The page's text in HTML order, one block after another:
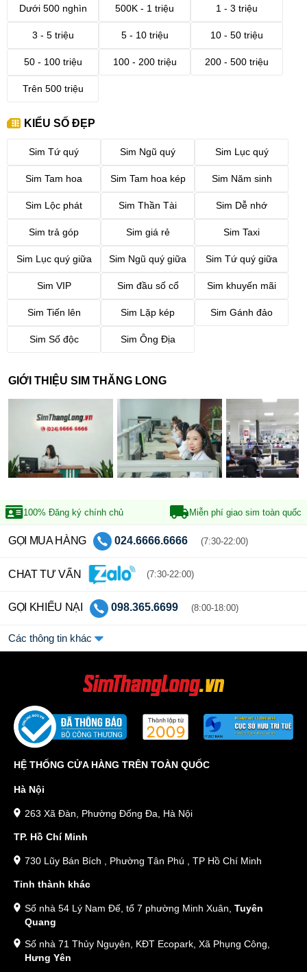
Dưới 500 nghìn 500K - 1 triệu 1 - 3 triệu
3 - 5 triệu 5 - 10 triệu 10 - 50 triệu
50 - 100 triệu 100 - 200 triệu 200 - 500 triệu
Trên 500 triệu
KIỂU SỐ ĐẸP
Sim Tứ quý Sim Ngũ quý Sim Lục quý
Sim Tam hoa Sim Tam hoa kép Sim Năm sinh
Sim Lộc phát Sim Thần Tài Sim Dễ nhớ
Sim trả góp Sim giá rẻ Sim Taxi
Sim Lục quý giữa Sim Ngũ quý giữa Sim Tứ quý giữa
Sim VIP Sim đầu số cổ Sim khuyến mãi
Sim Tiến lên Sim Lặp kép Sim Gánh đảo
Sim Số độc Sim Ông Địa
GIỚI THIỆU SIM THĂNG LONG
100% Đăng ký chính chủ Miễn phí giao sim toàn quốc
GỌI MUA HÀNG 024.6666.6666 (7:30-22:00)
CHAT TƯ VẤN (7:30-22:00)
GỌI KHIẾU NẠI 098.365.6699 (8:00-18:00)
Các thông tin khác
HỆ THỐNG CỬA HÀNG TRÊN TOÀN QUỐC
Hà Nội
263 Xã Đàn, Phường Đống Đa, Hà Nội
TP. Hồ Chí Minh
730 Lũy Bán Bích , Phường Tân Phú , TP Hồ Chí Minh
Tỉnh thành khác
Số nhà 54 Lý Nam Đế, tổ 7 phường Minh Xuân, Tuyên
Quang
Số nhà 71 Thủy Nguyên, KĐT Ecopark, Xã Phụng Công,
Hưng Yên